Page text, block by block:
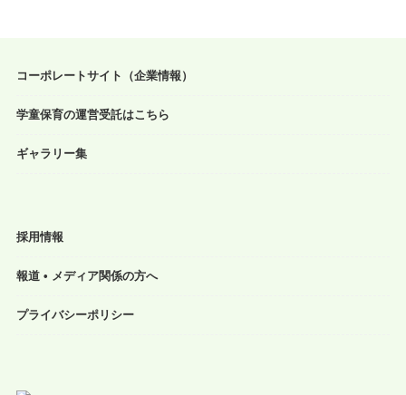
コーポレートサイト（企業情報）
学童保育の運営受託はこちら
ギャラリー集
採用情報
報道 • メディア関係の方へ
プライバシーポリシー